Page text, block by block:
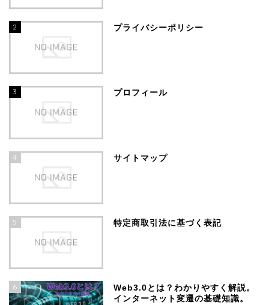
2 プライバシーポリシー
3 プロフィール
4 サイトマップ
5 特定商取引法に基づく表記
6
Web3.0とは？わかりやすく解説。
インターネット変遷の基礎知識。